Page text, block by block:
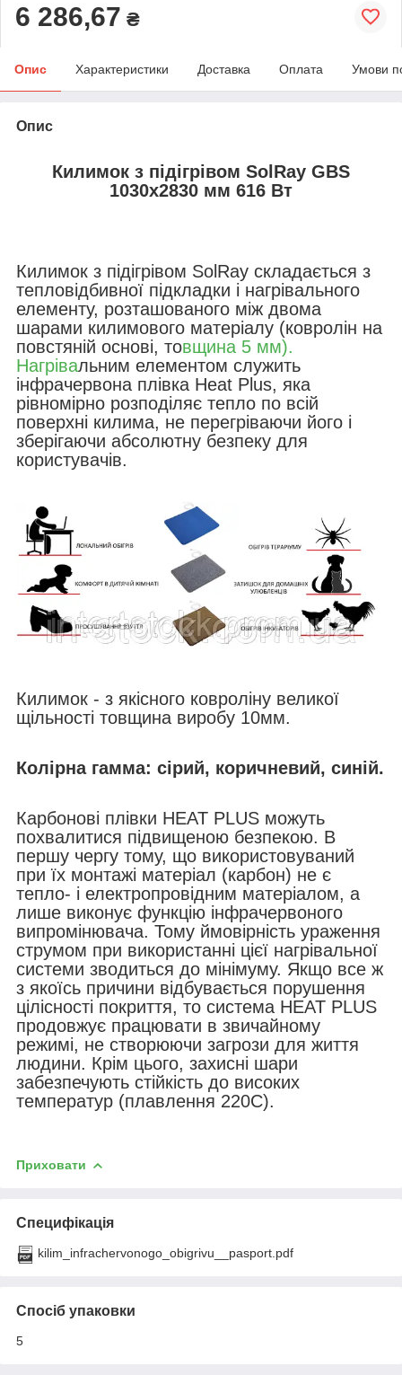
6 286,67 ₴
Опис Характеристики Доставка Оплата Умови
Опис
Килимок з підігрівом SolRay GBS
1030х2830 мм 616 Вт
Килимок з підігрівом SolRay складається з
тепловідбивної підкладки і нагрівального
елементу, розташованого між двома
шарами килимового матеріалу (ковролін на
повстяній основі, товщина 5 мм).
Нагрівальним елементом служить
інфрачервона плівка Heat Plus, яка
рівномірно розподіляє тепло по всій
поверхні килима, не перегріваючи його і
зберігаючи абсолютну безпеку для
користувачів.
Килимок - з якісного ковроліну великої
щільності товщина виробу 10мм.
Колірна гамма: сірий, коричневий, синій.
Карбонові плівки HEAT PLUS можуть
похвалитися підвищеною безпекою. В
першу чергу тому, що використовуваний
при їх монтажі матеріал (карбон) не є
тепло- і електропровідним матеріалом, а
лише виконує функцію інфрачервоного
випромінювача. Тому ймовірність ураження
струмом при використанні цієї нагрівальної
системи зводиться до мінімуму. Якщо все ж
з якоїсь причини відбувається порушення
цілісності покриття, то система HEAT PLUS
продовжує працювати в звичайному
режимі, не створюючи загрози для життя
людини. Крім цього, захисні шари
забезпечують стійкість до високих
температур (плавлення 220С).
Приховати
Специфікація
kilim_infrachervonogo_obigrivu__pasport.pdf
Спосіб упаковки
5